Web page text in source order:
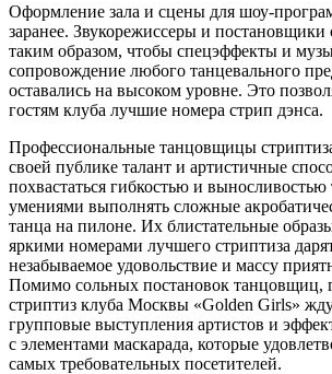
Оформление зала и сцены для шоу-
заранее. Звукорежиссеры и постановщики
таким образом, чтобы спецэффекты и
сопровождение любого танцевального
оставались на высоком уровне. Это
гостям клуба лучшие номера стрип дэнса.
Профессиональные танцовщицы
своей публике талант и артистичные
похвастаться гибкостью и выносливостью
умениями выполнять сложные
танца на пилоне. Их блистательные
яркими номерами лучшего стриптиза
незабываемое удовольствие и массу
Помимо сольных постановок танцовщиц,
стриптиз клуба Москвы «Golden Girls»
групповые выступления артистов и
с элементами маскарада, которые
самых требовательных посетителей.